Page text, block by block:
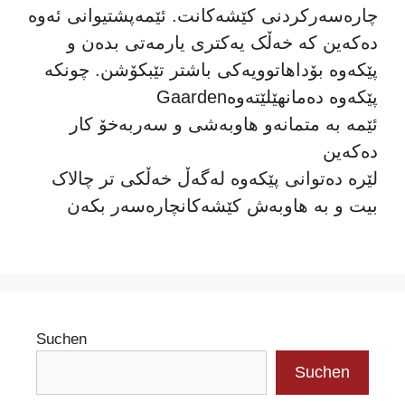
چارەسەرکردنی کێشەکانت. ئێمەپشتیوانی ئەوە
دەکەین کە خەڵک یەکتری یارمەتی بدەن و
پێکەوە بۆداهاتوویەکی باشتر تێبکۆشن. چونکە
Gaardenپێکەوە دەمانهێلێتەوە
ئێمە بە متمانەو هاوبەشی و سەربەخۆ کار
دەکەین
لێرە دەتوانی پێکەوە لەگەڵ خەڵکی تر چالاک
بیت و بە هاوبەش کێشەکانچارەسەر بکەن
Suchen
Suchen